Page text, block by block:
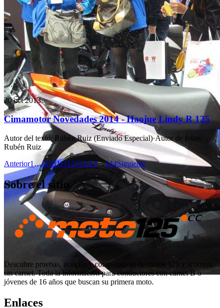
20 oct 2013
Cimamotor Novedades 2014 - Haojue Lindy R 125
Autor del texto: Rubén Ruiz (Enviado Especial)·Autor de fotos
Rubén Ruiz
Anterior1…110111112113114…144Siguiente
Sobre el sitio
Descubre pruebas, noticias y comparativas de motos 125 y scooters
sin carnet. Toda la información para conductores con carnet B o
jóvenes de 16 años que buscan su primera moto.
Enlaces